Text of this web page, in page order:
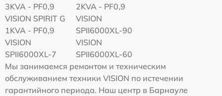
3KVA - PF0,9
2KVA - PF0,9
VISION SPIRIT G
1KVA - PF0,9
VISION
SPII6000XL-90
VISION
SPII6000XL-7
VISION
SPII6000XL-60
Мы занимаемся ремонтом и техническим
обслуживанием техники VISION по истечении
гарантийного периода. Наш центр в Барнауле